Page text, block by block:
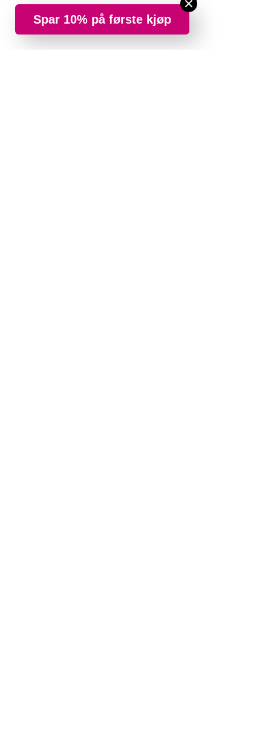
Spar 10% på første kjøp